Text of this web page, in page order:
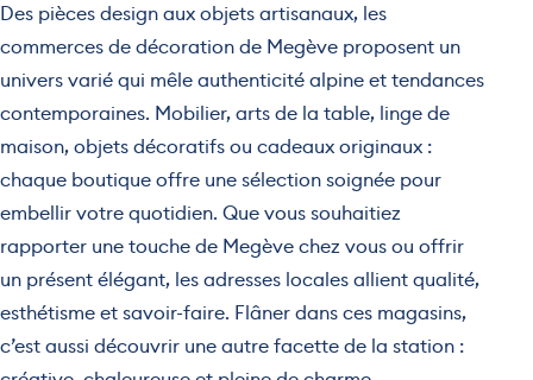
Des pièces design aux objets artisanaux, les
commerces de décoration de Megève proposent un
univers varié qui mêle authenticité alpine et tendances
contemporaines. Mobilier, arts de la table, linge de
maison, objets décoratifs ou cadeaux originaux :
chaque boutique offre une sélection soignée pour
embellir votre quotidien. Que vous souhaitiez
rapporter une touche de Megève chez vous ou offrir
un présent élégant, les adresses locales allient qualité,
esthétisme et savoir-faire. Flâner dans ces magasins,
c’est aussi découvrir une autre facette de la station :